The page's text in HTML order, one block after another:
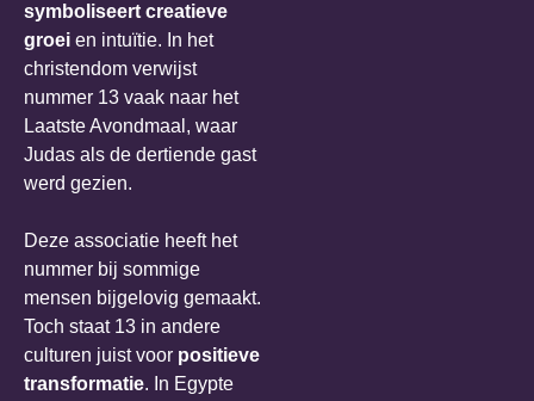
symboliseert creatieve
groei en intuïtie. In het
christendom verwijst
nummer 13 vaak naar het
Laatste Avondmaal, waar
Judas als de dertiende gast
werd gezien.
Deze associatie heeft het
nummer bij sommige
mensen bijgelovig gemaakt.
Toch staat 13 in andere
culturen juist voor positieve
transformatie. In Egypte